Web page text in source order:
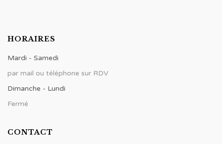
HORAIRES
Mardi - Samedi
par mail ou téléphone sur RDV
Dimanche - Lundi
Fermé
CONTACT